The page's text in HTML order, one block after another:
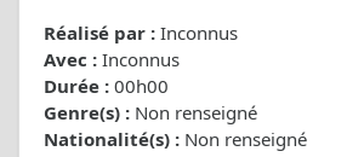
Réalisé par : Inconnus
Avec : Inconnus
Durée : 00h00
Genre(s) : Non renseigné
Nationalité(s) : Non renseigné